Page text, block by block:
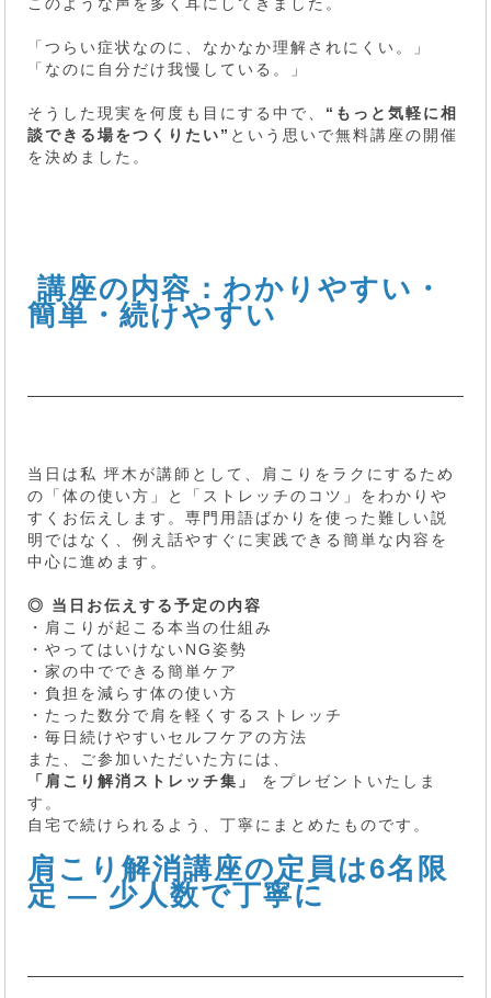
このような声を多く耳にしてきました。
「つらい症状なのに、なかなか理解されにくい。」
「なのに自分だけ我慢している。」
そうした現実を何度も目にする中で、 “もっと気軽に相
談できる場をつくりたい” という思いで無料講座の開催
を決めました。
講座の内容：わかりやすい・
簡単・続けやすい
当日は私 坪木が講師として、肩こりをラクにするため
の「体の使い方」と「ストレッチのコツ」をわかりや
すくお伝えします。専門用語ばかりを使った難しい説
明ではなく、例え話やすぐに実践できる簡単な内容を
中心に進めます。
◎ 当日お伝えする予定の内容
・肩こりが起こる本当の仕組み
・やってはいけないNG姿勢
・家の中でできる簡単ケア
・負担を減らす体の使い方
・たった数分で肩を軽くするストレッチ
・毎日続けやすいセルフケアの方法
また、ご参加いただいた方には、
「肩こり解消ストレッチ集」
をプレゼントいたしま
す。
自宅で続けられるよう、丁寧にまとめたものです。
肩こり解消講座の定員は6名限
定 ― 少人数で丁寧に